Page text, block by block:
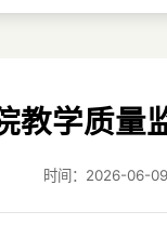
教学质量
时间：2026-06-